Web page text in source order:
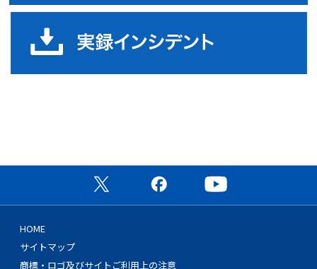
公式X（旧Twitter）ページ
公式Facebookページ
HOME
サイトマップ
商標・ロゴ及びサイトご利用上の注意